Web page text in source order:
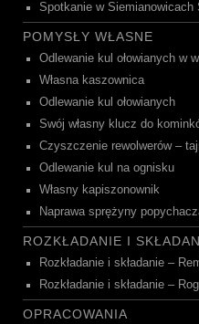
Spotkanie w Siemianowicach
POMYSŁY WŁASNE
Odlewanie kul ołowianych w
Własna kaszownica
Odlewanie kul ołowianych
Swój własny klucz do
Czyszczenie rewolwerów –
Odlewanie kul na ognisku
Własny kapiszonownik
Naprawa sprężyny
ROZKŁADANIE I
Rozkładanie i składanie –
Rozkładanie i składanie –
OPRACOWANIA